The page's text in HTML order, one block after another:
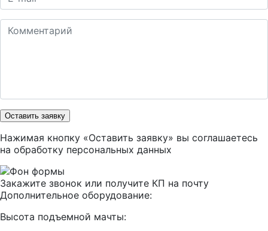
Оставить заявку
Нажимая кнопку «Оставить заявку» вы соглашаетесь
на обработку персональных данных
Закажите звонок или получите КП на почту
Дополнительное оборудование:
Высота подъемной мачты: